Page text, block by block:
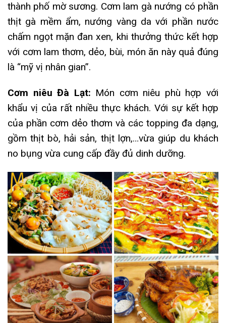
thành phố mờ sương. Cơm lam gà nướng có phần
thịt gà mềm ẩm, nướng vàng da với phần nước
chấm ngọt mặn đan xen, khi thưởng thức kết hợp
với cơm lam thơm, dẻo, bùi, món ăn này quả đúng
là “mỹ vị nhân gian”.
Cơm niêu Đà Lạt: Món cơm niêu phù hợp với
khẩu vị của rất nhiều thực khách. Với sự kết hợp
của phần cơm dẻo thơm và các topping đa dạng,
gồm thịt bò, hải sản, thịt lợn,…vừa giúp du khách
no bụng vừa cung cấp đầy đủ dinh dưỡng.